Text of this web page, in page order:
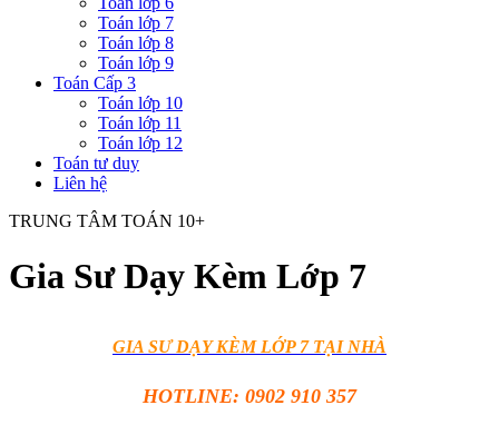
Toán lớp 7
Toán lớp 8
Toán lớp 9
Toán Cấp 3
Toán lớp 10
Toán lớp 11
Toán lớp 12
Toán tư duy
Liên hệ
TRUNG TÂM TOÁN 10+
Gia Sư Dạy Kèm Lớp 7
GIA SƯ DẠY KÈM LỚP 7 TẠI NHÀ
HOTLINE: 0902 910 357